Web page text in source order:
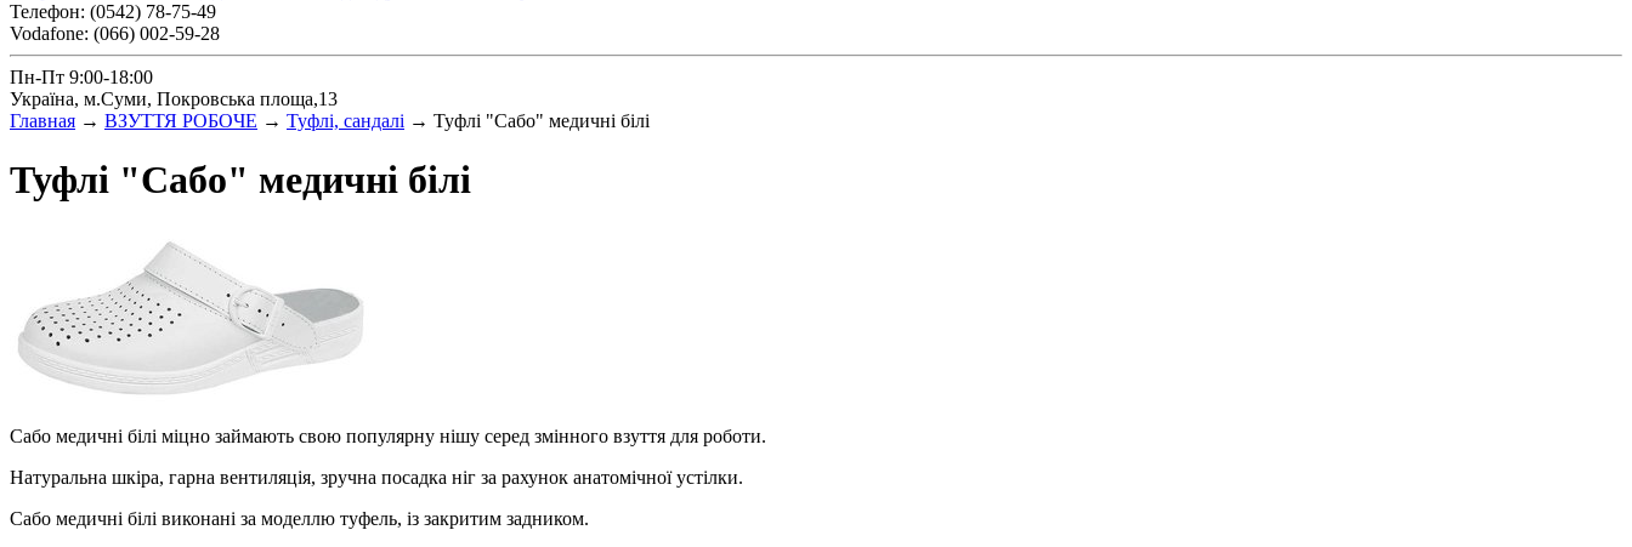
Телефон: (0542) 78-75-49
Vodafone: (066) 002-59-28
Пн-Пт 9:00-18:00
Україна, м.Суми, Покровська площа,13
Главная → ВЗУТТЯ РОБОЧЕ → Туфлі, сандалі → Туфлі "Сабо" медичні білі
Туфлі "Сабо" медичні білі
Сабо медичні білі міцно займають свою популярну нішу серед змінного взуття для роботи.
Натуральна шкіра, гарна вентиляція, зручна посадка ніг за рахунок анатомічної устілки.
Сабо медичні білі виконані за моделлю туфель, із закритим задником.